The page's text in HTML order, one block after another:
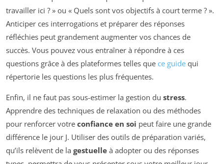
travailler ici ? » ou « Quels sont vos objectifs à court terme ? ».
Anticiper ces interrogations et préparer des réponses
réfléchies peut grandement augmenter vos chances de
succès. Vous pouvez vous entraîner à répondre à ces
questions grâce à des plateformes telles que ce guide qui
répertorie les questions les plus fréquentes.
Enfin, il ne faut pas sous-estimer la gestion du stress.
Apprendre des techniques de relaxation ou des méthodes
pour renforcer votre confiance en soi peut faire une grande
différence le jour J. Utiliser des outils de préparation variés,
qu’ils relèvent de la gestuelle à adopter ou des réponses